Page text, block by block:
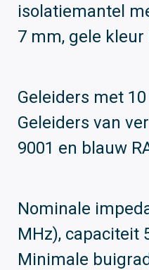
isolatiemantel
7 mm, gele kleur
Geleiders met
Geleiders van
9001 en blauw
Nominale
MHz), capaciteit
Minimale